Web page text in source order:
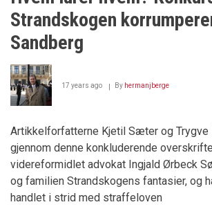
kriminelle
Strandskogen
Sandberg
17 years ago By hermanjberge
Artikkelforfatterne Kjetil Sæter og Trygve
gjennom denne konkluderende
videreformidlet advokat Ingjald Ørbeck
og familien Strandskogens fantasier, og
handlet i strid med straffeloven